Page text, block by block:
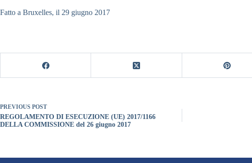
Fatto a Bruxelles, il 29 giugno 2017
PREVIOUS POST
REGOLAMENTO DI ESECUZIONE (UE) 2017/1166
DELLA COMMISSIONE del 26 giugno 2017